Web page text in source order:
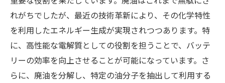
れがちでしたが、最近の技術革新により、その化学特性
を利用したエネルギー生成が実現されつつあります。特
に、高性能な電解質としての役割を担うことで、バッテ
リーの効率を向上させることが可能になっています。さ
らに、廃油を分解し、特定の油分子を抽出して利用する